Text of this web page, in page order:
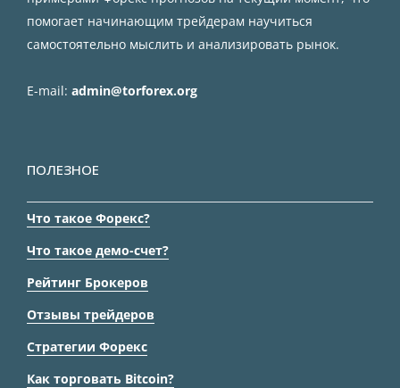
помогает начинающим трейдерам научиться
самостоятельно мыслить и анализировать рынок.
E-mail: admin@torforex.org
ПОЛЕЗНОЕ
Что такое Форекс?
Что такое демо-счет?
Рейтинг Брокеров
Отзывы трейдеров
Стратегии Форекс
Как торговать Bitcoin?